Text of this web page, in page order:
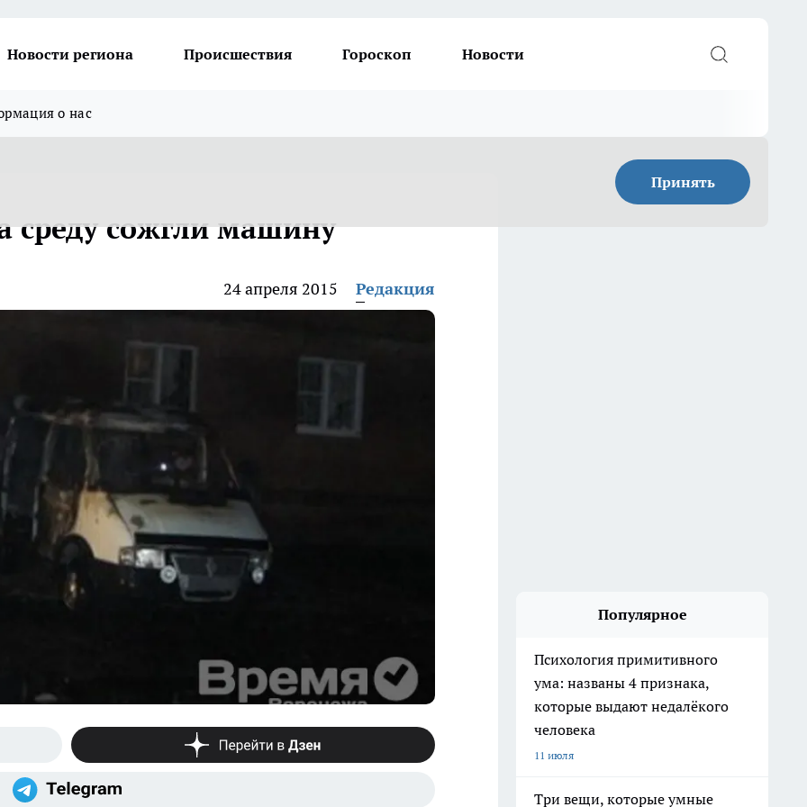
Новости региона Происшествия Гороскоп Новости
о нас
Принять
среду сожгли машину
24 апреля 2015 Редакция
Популярное
Психология примитивного
ума: названы 4 признака,
которые выдают недалёкого
человека
11 июля
Три вещи, которые умные